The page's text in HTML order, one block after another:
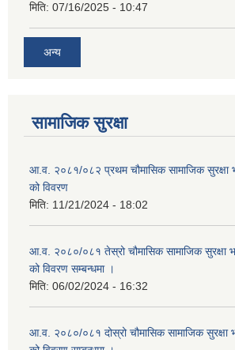
मिति: 07/16/2025 - 10:47
अन्य
सामाजिक सुरक्षा
आ.व. २०८१/०८२ प्रथम चौमासिक सामाजिक सुरक्षा
को विवरण
मिति: 11/21/2024 - 18:02
आ.व. २०८०/०८१ तेस्रो चौमासिक सामाजिक सुरक्षा
को विवरण सम्बन्धमा ।
मिति: 06/02/2024 - 16:32
आ.व. २०८०/०८१ दोस्रो चौमासिक सामाजिक सुरक्षा